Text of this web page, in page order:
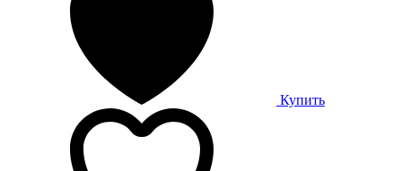
Купить